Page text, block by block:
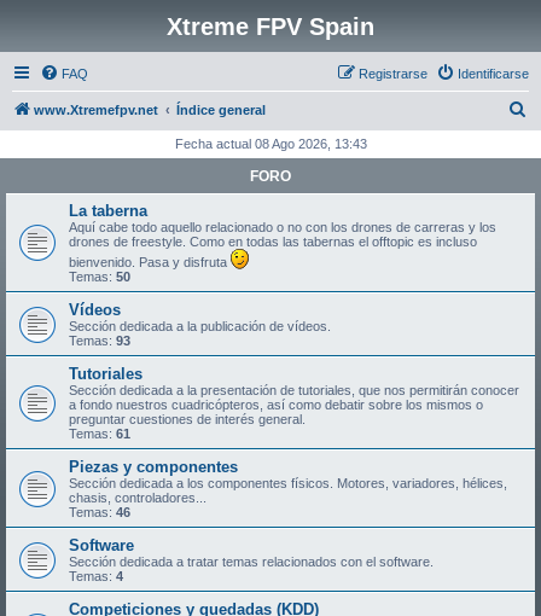
Xtreme FPV Spain
FAQ Identificarse
Registrarse
www.Xtremefpv.net Índice general
c
Fecha actual 08 Ago 2026, 13:43
FORO
La taberna
Aquí cabe todo aquello relacionado o no con los drones de carreras y los
drones de freestyle. Como en todas las tabernas el offtopic es incluso
bienvenido. Pasa y disfruta
Temas: 50
Vídeos
Sección dedicada a la publicación de vídeos.
Temas: 93
Tutoriales
Sección dedicada a la presentación de tutoriales, que nos permitirán conocer
a fondo nuestros cuadricópteros, así como debatir sobre los mismos o
preguntar cuestiones de interés general.
Temas: 61
Piezas y componentes
Sección dedicada a los componentes físicos. Motores, variadores, hélices,
chasis, controladores...
Temas: 46
Software
Sección dedicada a tratar temas relacionados con el software.
Temas: 4
Competiciones y quedadas (KDD)